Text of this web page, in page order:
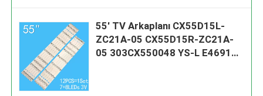
55' TV Arkaplanı CX55D15L-
ZC21A-05 CX55D15R-ZC21A-
05 303CX550048 YS-L E469119